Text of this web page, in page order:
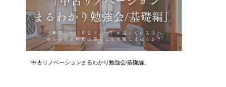
「中古リノベーションまるわかり勉強会/基礎編」